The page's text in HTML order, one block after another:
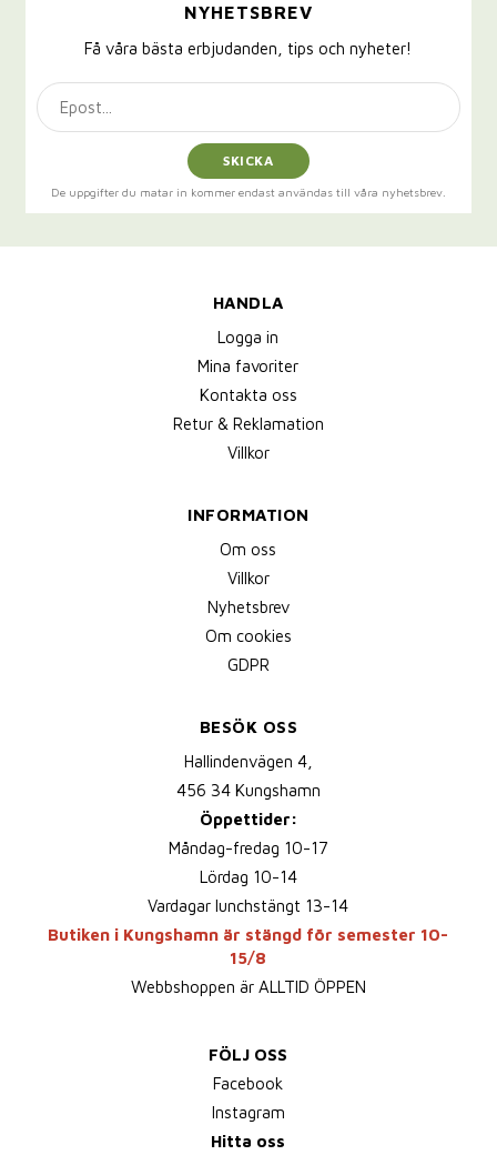
NYHETSBREV
Få våra bästa erbjudanden, tips och nyheter!
SKICKA
De uppgifter du matar in kommer endast användas till våra nyhetsbrev.
HANDLA
Logga in
Mina favoriter
Kontakta oss
Retur & Reklamation
Villkor
INFORMATION
Om oss
Villkor
Nyhetsbrev
Om cookies
GDPR
BESÖK OSS
Hallindenvägen 4,
456 34 Kungshamn
Öppettider:
Måndag-fredag 10-17
Lördag 10-14
Vardagar lunchstängt 13-14
Butiken i Kungshamn är stängd för semester 10-
15/8
Webbshoppen är ALLTID ÖPPEN
FÖLJ OSS
Facebook
Instagram
Hitta oss